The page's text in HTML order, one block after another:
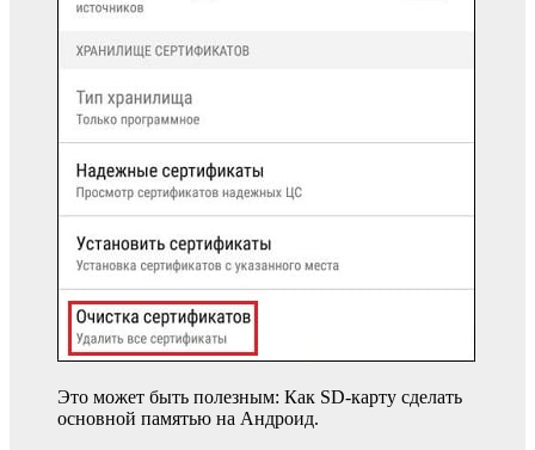
Это может быть полезным: Как SD-карту сделать
основной памятью на Андроид.